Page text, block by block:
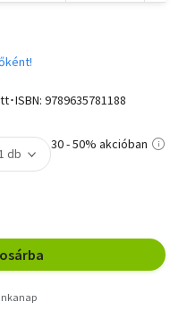
ISBN: 9789635781188
30 - 50% akcióban